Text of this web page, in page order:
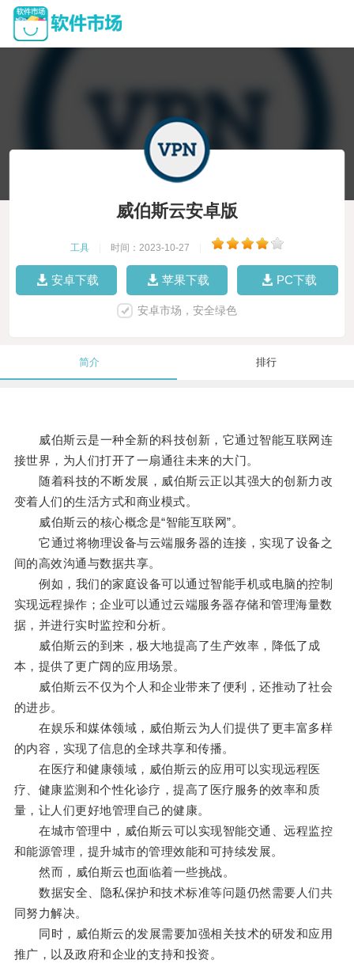
威伯斯云安卓版
工具 时间：2023-10-27
安卓下载 苹果下载 PC下载
安卓市场，安全绿色
简介 排行
威伯斯云是一种全新的科技创新，它通过智能互联网连
接世界，为人们打开了一扇通往未来的大门。
随着科技的不断发展，威伯斯云正以其强大的创新力改
变着人们的生活方式和商业模式。
威伯斯云的核心概念是“智能互联网”。
它通过将物理设备与云端服务器的连接，实现了设备之
间的高效沟通与数据共享。
例如，我们的家庭设备可以通过智能手机或电脑的控制
实现远程操作；企业可以通过云端服务器存储和管理海量数
据，并进行实时监控和分析。
威伯斯云的到来，极大地提高了生产效率，降低了成
本，提供了更广阔的应用场景。
威伯斯云不仅为个人和企业带来了便利，还推动了社会
的进步。
在娱乐和媒体领域，威伯斯云为人们提供了更丰富多样
的内容，实现了信息的全球共享和传播。
在医疗和健康领域，威伯斯云的应用可以实现远程医
疗、健康监测和个性化诊疗，提高了医疗服务的效率和质
量，让人们更好地管理自己的健康。
在城市管理中，威伯斯云可以实现智能交通、远程监控
和能源管理，提升城市的管理效能和可持续发展。
然而，威伯斯云也面临着一些挑战。
数据安全、隐私保护和技术标准等问题仍然需要人们共
同努力解决。
同时，威伯斯云的发展需要加强相关技术的研发和应用
推广，以及政府和企业的支持和投资。